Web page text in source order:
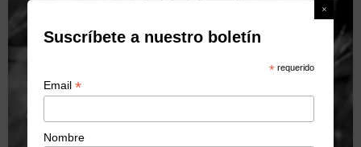
Suscríbete a nuestro boletín
* requerido
Email*
Nombre